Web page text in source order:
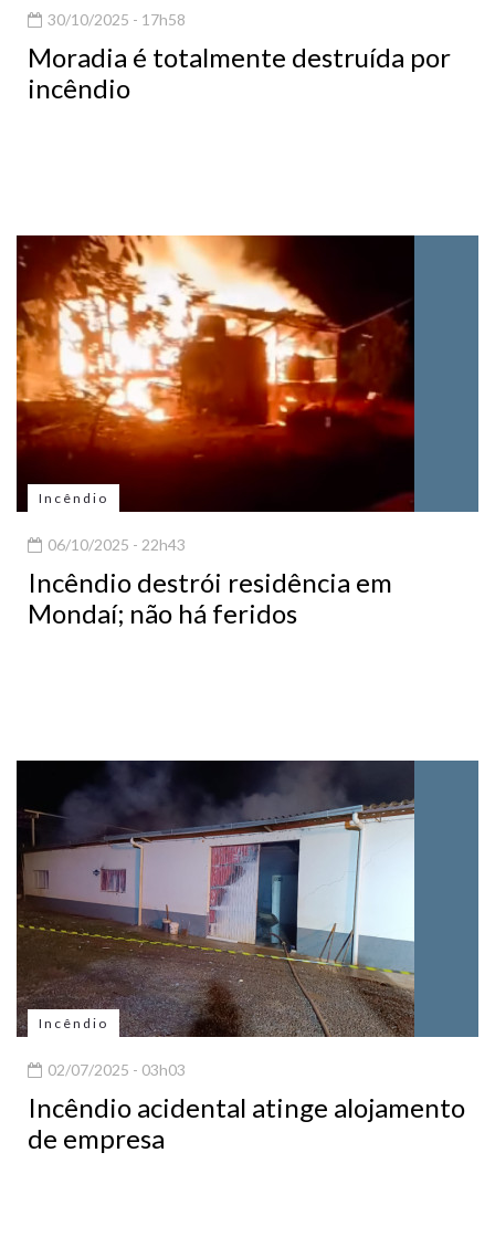
30/10/2025 - 17h58
Moradia é totalmente destruída por
incêndio
Incêndio
06/10/2025 - 22h43
Incêndio destrói residência em
Mondaí; não há feridos
Incêndio
02/07/2025 - 03h03
Incêndio acidental atinge alojamento
de empresa